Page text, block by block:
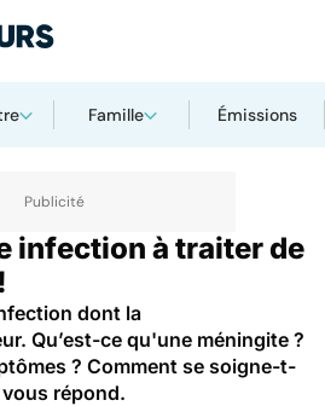
Famille Émissions
infection à traiter de
dont la
Qu’est-ce qu'une méningite ?
? Comment se soigne-t-
répond.